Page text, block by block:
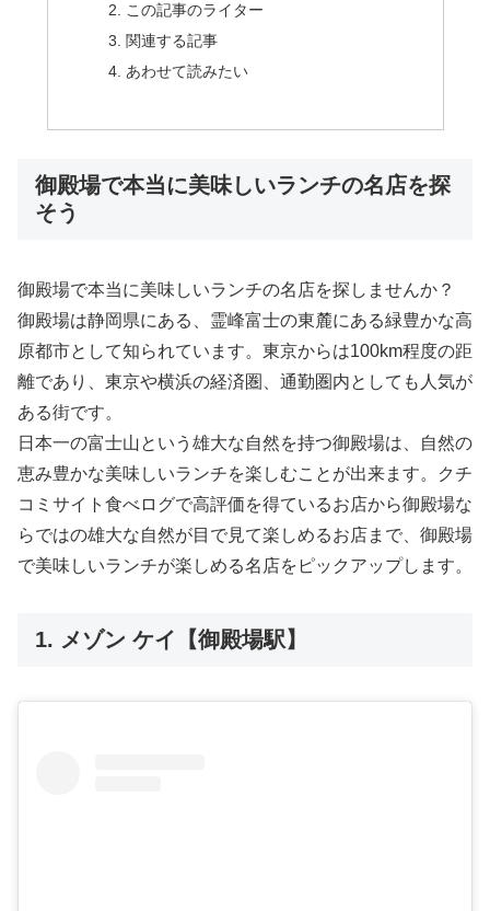
この記事のライター
関連する記事
あわせて読みたい
御殿場で本当に美味しいランチの名店を探
そう
御殿場で本当に美味しいランチの名店を探しませんか？
御殿場は静岡県にある、霊峰富士の東麓にある緑豊かな高
原都市として知られています。東京からは100km程度の距
離であり、東京や横浜の経済圏、通勤圏内としても人気が
ある街です。
日本一の富士山という雄大な自然を持つ御殿場は、自然の
恵み豊かな美味しいランチを楽しむことが出来ます。クチ
コミサイト食べログで高評価を得ているお店から御殿場な
らではの雄大な自然が目で見て楽しめるお店まで、御殿場
で美味しいランチが楽しめる名店をピックアップします。
1. メゾン ケイ【御殿場駅】